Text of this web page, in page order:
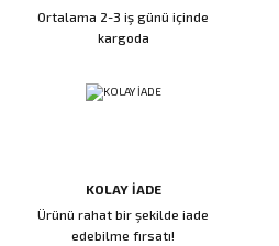
Ortalama 2-3 iş günü içinde
kargoda
KOLAY İADE
Ürünü rahat bir şekilde iade
edebilme fırsatı!